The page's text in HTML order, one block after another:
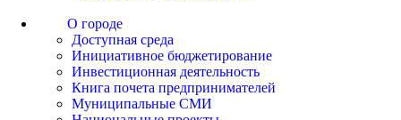
О городе
Доступная среда
Инициативное бюджетирование
Инвестиционная деятельность
Книга почета предпринимателей
Муниципальные СМИ